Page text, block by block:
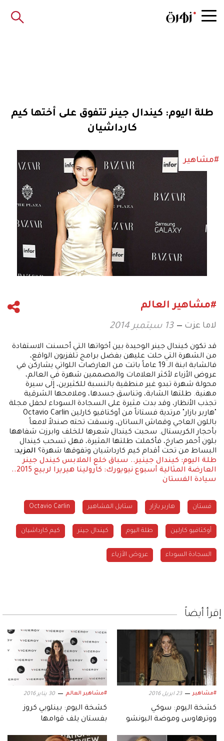
طلة اليوم: كيندال جينر تتفوق على أختها كيم
كارداشيان
#مشاهير
#مشاهير العالم
لاما عزت 13 سبتمبر 2014
قد تكون كيندال جينر الوحيدة بين أخواتها التي أحسنت الاستفادة
من الشهرة التي حلت عليهن بفضل برامج تلفزيون الواقع،
فالشابة ابنة الـ 19 عاماً باتت من العارضات اللواتي يشاركن في
عروض الأزياء لأكثر العلامات والمصممين شهرة في العالم،
محولة شهرة تبدو غير منطقية بالنسبة للكثيرين، إلى سيرة
مهنية. طلتها الشابة، وتناسق جسدها، وملامحها الشرقية
تجذب الأنظار، وقد بدت مثيرة على السجادة السوداء لحفل مجلة
"هاربر بازار" مرتدية فستاناً من أوكتافيو كارلين Octavio Carlin
باللون العاجي وقماش الساتان، ونسقت تحته صندلاً لامعاً
بأحجار الكريستال. سحبت كيندال شعرها للخلف وابرزت شفاهها
بلون أحمر صارخ، فأكملت طلتها المثيرة، فهل تسحب كيندال
البساط من تحت أقدام كيم كارداشيان وتفوقها شهرة؟ المزيد:
طلة اليوم: كيندال جينير.. سباق خلع الملابس كيندل جينر
العارضة المثالية
أسبوع نيويورك: كارولينا هيريرا لربيع 2015..
سيادة الفستان
فستان هاربر بازار ستايل المشاهير Octavio Carlin
أوكتافيو كارلين طلة اليوم كيندال جينر كيم كارداشيان
السجادة السوداء عروض الأزياء
إقرأ أيضاً
#مشاهير 23 ابريل 2016
كشخة اليوم: سوكي
ووترهاوس وموضة البونشو
#مشاهير العالم 30 يناير 2016
كشخة اليوم: بينلوبي كروز
بفستان يلف قوامها